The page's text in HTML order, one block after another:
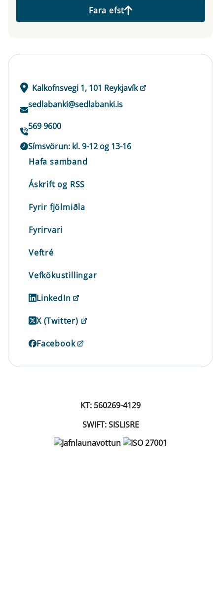
Fara efst
Kalkofnsvegi 1, 101 Reykjavík
sedlabanki@sedlabanki.is
569 9600
Símsvörun: kl. 9-12 og 13-16
Hafa samband
Áskrift og RSS
Fyrir fjölmiðla
Fyrirvari
Veftré
Vefkökustillingar
LinkedIn
X (Twitter)
Facebook
KT: 560269-4129
SWIFT: SISLISRE